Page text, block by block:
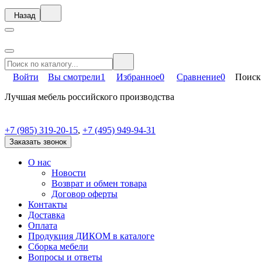
Назад
Войти Вы смотрели1 Избранное0 Сравнение0 Поиск
Лучшая мебель российского производства
+7 (985) 319-20-15, +7 (495) 949-94-31
Заказать звонок
О нас
Новости
Возврат и обмен товара
Договор оферты
Контакты
Доставка
Оплата
Продукция ДИКОМ в каталоге
Сборка мебели
Вопросы и ответы